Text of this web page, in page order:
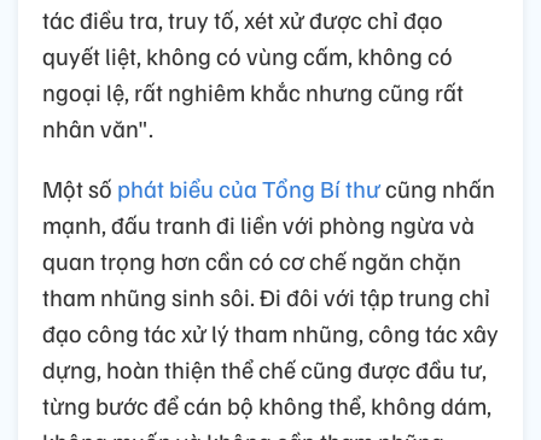
tác điều tra, truy tố, xét xử được chỉ đạo
quyết liệt, không có vùng cấm, không có
ngoại lệ, rất nghiêm khắc nhưng cũng rất
nhân văn".
Một số phát biểu của Tổng Bí thưcũng nhấn
mạnh, đấu tranh đi liền với phòng ngừa và
quan trọng hơn cần có cơ chế ngăn chặn
tham nhũng sinh sôi. Đi đôi với tập trung chỉ
đạo công tác xử lý tham nhũng, công tác xây
dựng, hoàn thiện thể chế cũng được đầu tư,
từng bước để cán bộ không thể, không dám,